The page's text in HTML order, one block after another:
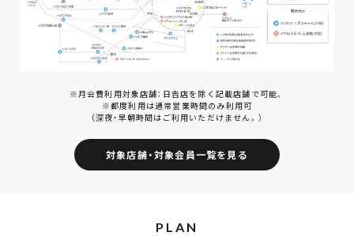
※月会費利用対象店舗：日吉店を除く記載店舗で可能。
※都度利用は通常営業時間のみ利用可
（深夜・早朝時間はご利用いただけません。）
対象店舗・対象会員一覧を見る
PLAN